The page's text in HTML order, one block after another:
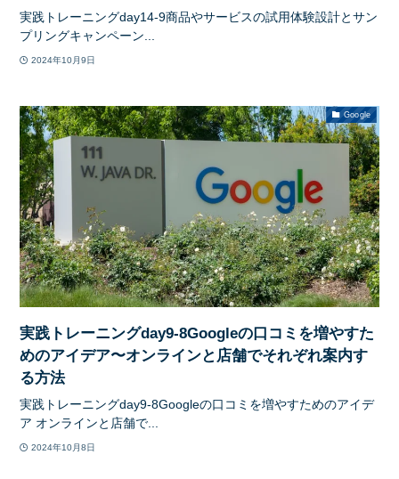
実践トレーニングday14-9商品やサービスの試用体験設計とサン
プリングキャンペーン...
2024年10月9日
Google
実践トレーニングday9-8Googleの口コミを増やすた
めのアイデア〜オンラインと店舗でそれぞれ案内す
る方法
実践トレーニングday9-8Googleの口コミを増やすためのアイデ
ア オンラインと店舗で...
2024年10月8日